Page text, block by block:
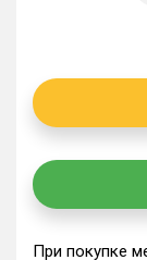
При покупке